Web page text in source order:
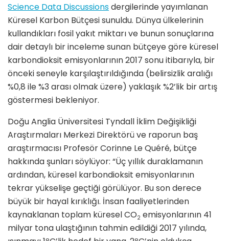
Science Data Discussionsdergilerinde yayımlanan
Küresel Karbon Bütçesi sunuldu. Dünya ülkelerinin
kullandıkları fosil yakıt miktarı ve bunun sonuçlarına
dair detaylı bir inceleme sunan bütçeye göre küresel
karbondioksit emisyonlarının 2017 sonu itibarıyla, bir
önceki seneyle karşılaştırıldığında (belirsizlik aralığı
%0,8 ile %3 arası olmak üzere) yaklaşık %2’lik bir artış
göstermesi bekleniyor.
Doğu Anglia Üniversitesi Tyndall İklim Değişikliği
Araştırmaları Merkezi Direktörü ve raporun baş
araştırmacısı Profesör Corinne Le Quéré, bütçe
hakkında şunları söylüyor: “Üç yıllık duraklamanın
ardından, küresel karbondioksit emisyonlarının
tekrar yükselişe geçtiği görülüyor. Bu son derece
büyük bir hayal kırıklığı. İnsan faaliyetlerinden
kaynaklanan toplam küresel CO2 emisyonlarının 41
milyar tona ulaştığının tahmin edildiği 2017 yılında,